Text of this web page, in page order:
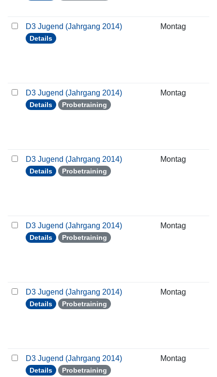
D3 Jugend (Jahrgang 2014)
Details
Montag
D3 Jugend (Jahrgang 2014)
Details Probetraining
Montag
D3 Jugend (Jahrgang 2014)
Details Probetraining
Montag
D3 Jugend (Jahrgang 2014)
Details Probetraining
Montag
D3 Jugend (Jahrgang 2014)
Details Probetraining
Montag
D3 Jugend (Jahrgang 2014)
Details Probetraining
Montag